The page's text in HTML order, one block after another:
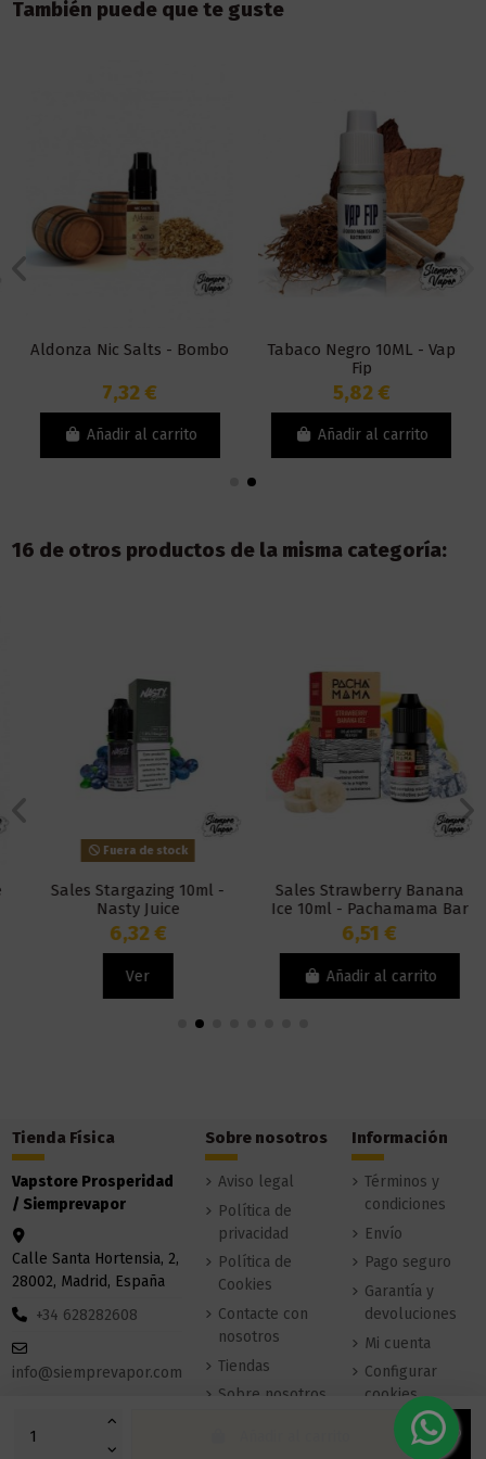
También puede que te guste
Aldonza Nic Salts - Bombo
7,32 €
Añadir al carrito
Tabaco Negro 10ML - Vap
Fip
5,82 €
Añadir al carrito
16 de otros productos de la misma categoría:
Fuera de stock
Sales Stargazing 10ml -
Nasty Juice
6,32 €
Ver
Sales Strawberry Banana
Ice 10ml - Pachamama Bar
Salts
6,51 €
Añadir al carrito
Tienda Física
Vapstore Prosperidad
/ Siemprevapor
Calle Santa Hortensia, 2,
28002, Madrid, España
+34 628282608
info@siemprevapor.com
Sobre nosotros
Aviso legal
Política de
privacidad
Política de
Cookies
Contacte con
nosotros
Tiendas
Sobre nosotros
Información
Términos y
condiciones
Envío
Pago seguro
Garantía y
devoluciones
Mi cuenta
Configurar
cookies